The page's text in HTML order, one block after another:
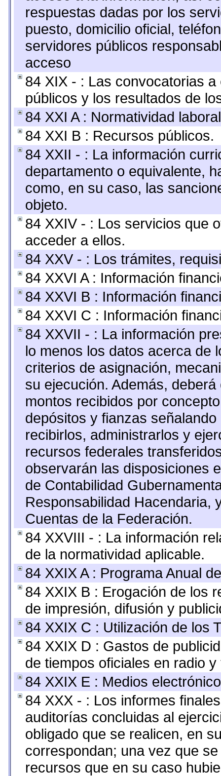
respuestas dadas por los
puesto, domicilio oficial,
servidores públicos
acceso
84 XIX - : Las convocatorias
públicos y los resultados de
84 XXI A : Normatividad
84 XXI B : Recursos públicos.
84 XXII - : La información
departamento o equivalente,
como, en su caso, las
objeto.
84 XXIV - : Los servicios que
acceder a ellos.
84 XXV - : Los trámites,
84 XXVI A : Información
84 XXVI B : Información
84 XXVI C : Información
84 XXVII - : La información
lo menos los datos acerca de
criterios de asignación,
su ejecución. Además,
montos recibidos por
depósitos y fianzas
recibirlos, administrarlos y
recursos federales
observarán las disposiciones
de Contabilidad
Responsabilidad Hacendaria,
Cuentas de la Federación.
84 XXVIII - : La información
de la normatividad aplicable.
84 XXIX A : Programa Anual
84 XXIX B : Erogación de los
de impresión, difusión y
84 XXIX C : Utilización de los
84 XXIX D : Gastos de
de tiempos oficiales en radio
84 XXIX E : Medios
84 XXX - : Los informes
auditorías concluidas al
obligado que se realicen, en
correspondan; una vez que
recursos que en su caso